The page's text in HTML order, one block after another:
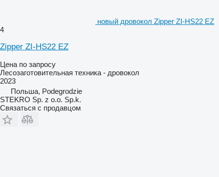
новый дровокол Zipper ZI-HS22 EZ
4
Zipper ZI-HS22 EZ
Цена по запросу
Лесозаготовительная техника - дровокол
2023
Польша, Podegrodzie
STEKRO Sp. z o.o. Sp.k.
Связаться с продавцом